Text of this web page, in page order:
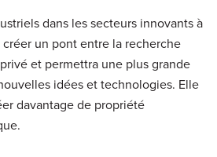
dans les secteurs innovants à
un pont entre la recherche
et permettra une plus grande
idées et technologies. Elle
davantage de propriété